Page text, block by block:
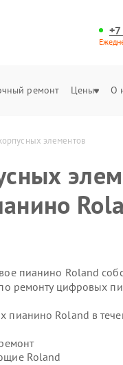
ремонт Цены О
элементов
пианино Roland
ремонту цифровых
Roland в
Roland